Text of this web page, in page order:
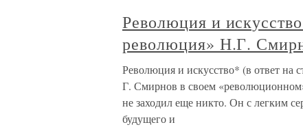
Революция и
революция» Н.Г.
Революция и искусство* (в ответ
Г. Смирнов в своем
не заходил еще никто. Он с легким
будущего и